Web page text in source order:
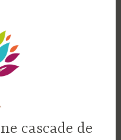
cascade de